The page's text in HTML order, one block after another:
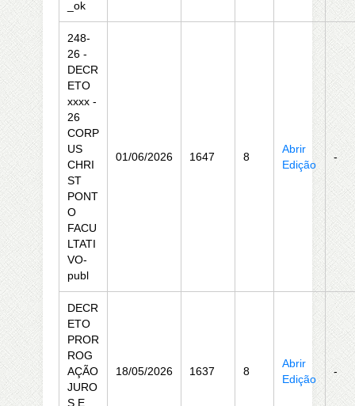
_ok
248-
26 -
DECR
ETO
xxxx -
26
CORP
US
CHRI
ST
PONT
O
FACU
LTATI
VO-
publ
01/06/2026 1647 8
Abrir
Edição
-
DECR
ETO
PROR
ROG
AÇÃO
JURO
S E
18/05/2026 1637 8
Abrir
Edição
-